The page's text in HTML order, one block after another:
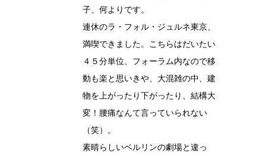
子、何よりです。
連休のラ・フォル・ジュルネ東京、
満喫できました。こちらはだいたい
４５分単位、フォーラム内なので移
動も楽と思いきや、大混雑の中、建
物を上がったり下がったり、結構大
変！腰痛なんて言っていられない
（笑）。
素晴らしいベルリンの劇場と違っ